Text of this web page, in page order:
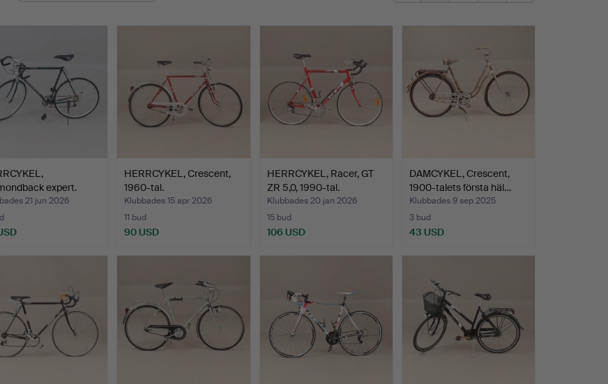
expert.
21 jun 2026
HERRCYKEL, Crescent,
1960-tal.
Klubbades 15 apr 2026
11 bud
90 USD
HERRCYKEL, Racer, GT
ZR 5,0, 1990-tal.
Klubbades 20 jan 2026
15 bud
106 USD
DAMCYKEL, Crescent,
1900-talets första häl…
Klubbades 9 sep 2025
3 bud
43 USD